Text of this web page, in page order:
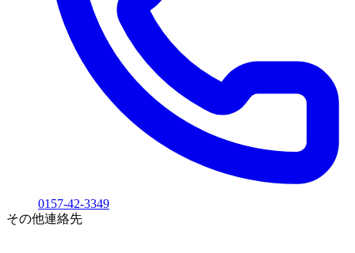
0157-42-3349
その他連絡先